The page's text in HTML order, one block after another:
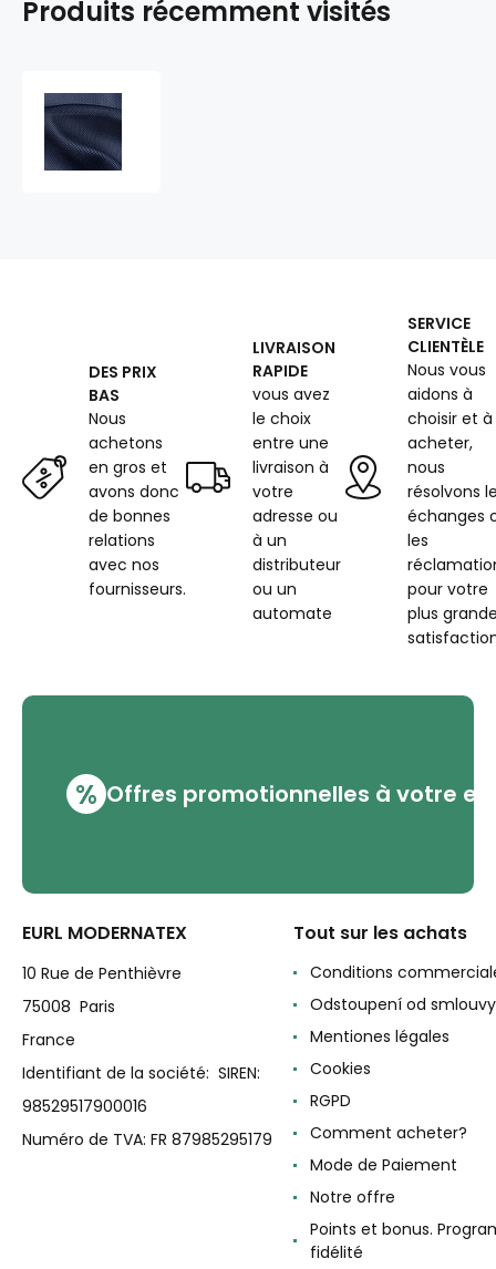
Produits récemment visités
DES PRIX
BAS
Nous
achetons
en gros et
avons donc
de bonnes
relations
avec nos
fournisseurs.
LIVRAISON
RAPIDE
vous avez
le choix
entre une
livraison à
votre
adresse ou
à un
distributeur
ou un
automate
SERVICE
CLIENTÈLE
Nous vous
aidons à
choisir et à
acheter,
nous
résolvons
échanges
les
pour votre
plus
% Offres promotionnelles à votre
EURL MODERNATEX
10 Rue de Penthièvre
75008 Paris
France
Identifiant de la société: SIREN:
98529517900016
Numéro de TVA: FR 87985295179
Tout sur les achats
Conditions
Odstoupení od smlouvy
Mentiones légales
Cookies
RGPD
Comment acheter?
Mode de Paiement
Notre offre
Points et bonus.
fidélité